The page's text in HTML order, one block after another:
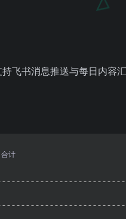
飞书消息推送与每日内容汇